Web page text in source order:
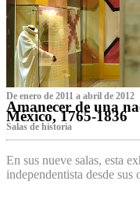
De enero de 2011 a abril de 2012
Amanecer de una
México, 1765-1836
Salas de historia
En sus nueve salas, esta
independentista desde